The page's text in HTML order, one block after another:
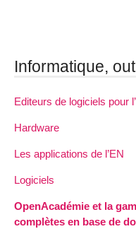
Informatique,
Editeurs de logiciels pour
Hardware
Les applications de l’EN
Logiciels
OpenAcadémie et la
complètes en base de